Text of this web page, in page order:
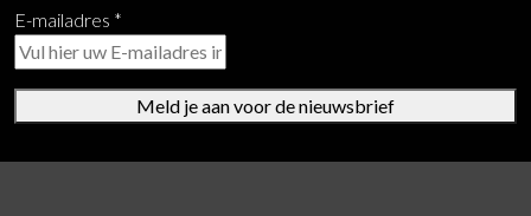
E-mailadres *
Meld je aan voor de nieuwsbrief